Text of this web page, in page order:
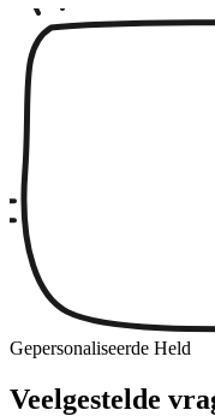
Gepersonaliseerde Held
Veelgestelde